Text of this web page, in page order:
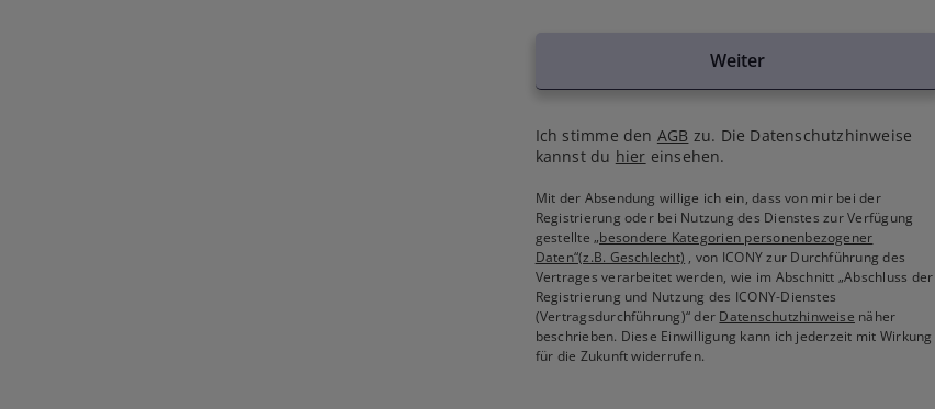
Weiter
Ich stimme den AGB zu. Die Datenschutzhinweise
kannst du hier einsehen.
Mit der Absendung willige ich ein, dass von mir bei der
Registrierung oder bei Nutzung des Dienstes zur Verfügung
gestellte„besondere Kategorien personenbezogener
Daten“(z.B. Geschlecht) , von ICONY zur Durchführung des
Vertrages verarbeitet werden, wie im Abschnitt „Abschluss der
Registrierung und Nutzung des ICONY-Dienstes
(Vertragsdurchführung)“ der Datenschutzhinweise näher
beschrieben. Diese Einwilligung kann ich jederzeit mit Wirkung
für die Zukunft widerrufen.